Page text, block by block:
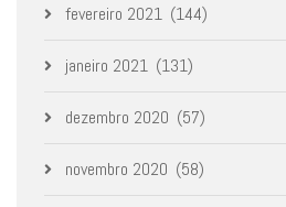
fevereiro 2021 (144)
janeiro 2021 (131)
dezembro 2020 (57)
novembro 2020 (58)